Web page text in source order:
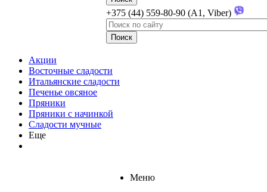
+375 (44) 559-80-90 (A1, Viber)
Акции
Восточные сладости
Итальянские сладости
Печенье овсяное
Пряники
Пряники с начинкой
Сладости мучные
Еще
Меню